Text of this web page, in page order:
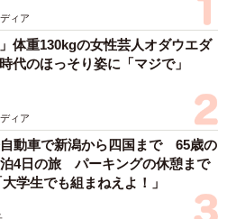
。
ように手でリズムを取り、ニ
た。本人はイヤホンのおかげ
感じではなかったのですが、た
に喜びを感じていたようでし
ィア
」体重130kgの女性芸人オダウエダ
のほっそり姿に「マジで」
ィア
動車で新潟から四国まで 65歳の
4日の旅 パーキングの休憩まで
学生でも組まねえよ！」